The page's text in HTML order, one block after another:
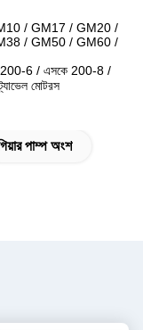
/ GM17 / GM20 /
/ GM50 / GM60 /
6 / এসকে 200-8 /
মোটরস
পাম্প অংশ